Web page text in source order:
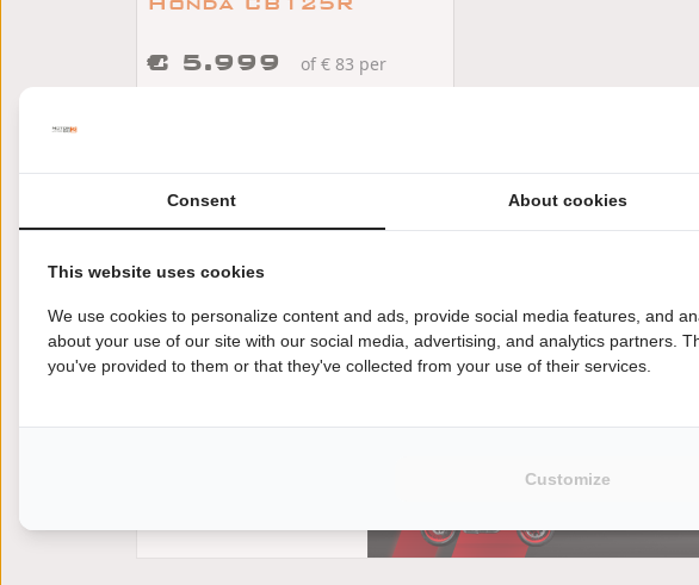
€ 5.999
of € 83 per
IJsselstein
Jij wilt een andere motor kopen? Kies je voor een Honda
Consent About cookies
This website uses cookies
We use cookies to personalize content and ads, provide social media features, and
about your use of our site with our social media, advertising, and analytics partners.
you've provided to them or that they've collected from your use of their services.
Customize